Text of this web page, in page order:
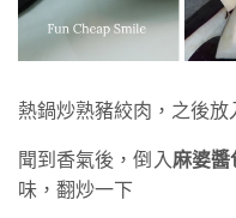
熱鍋炒熟豬絞肉，之後
聞到香氣後，倒入 麻婆醬
味，翻炒一下